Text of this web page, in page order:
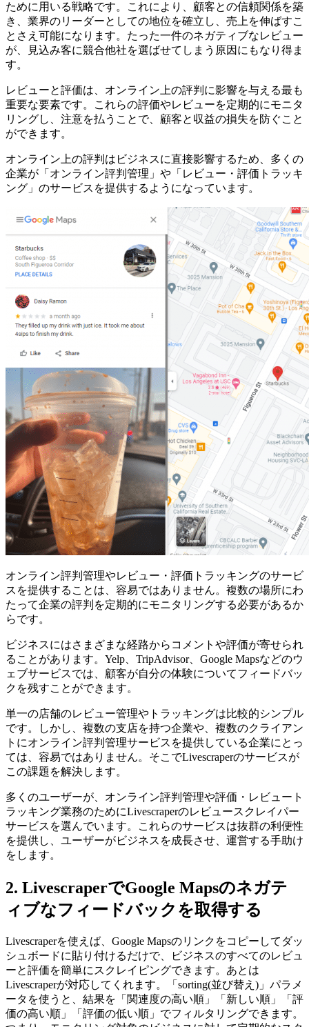
ために用いる戦略です。これにより、顧客との信頼関係を築
き、業界のリーダーとしての地位を確立し、売上を伸ばすこ
とさえ可能になります。たった一件のネガティブなレビュー
が、見込み客に競合他社を選ばせてしまう原因にもなり得ま
す。
レビューと評価は、オンライン上の評判に影響を与える最も
重要な要素です。これらの評価やレビューを定期的にモニタ
リングし、注意を払うことで、顧客と収益の損失を防ぐこと
ができます。
オンライン上の評判はビジネスに直接影響するため、多くの
企業が「オンライン評判管理」や「レビュー・評価トラッキ
ング」のサービスを提供するようになっています。
オンライン評判管理やレビュー・評価トラッキングのサービ
スを提供することは、容易ではありません。複数の場所にわ
たって企業の評判を定期的にモニタリングする必要があるか
らです。
ビジネスにはさまざまな経路からコメントや評価が寄せられ
ることがあります。Yelp、TripAdvisor、Google Mapsなどのウ
ェブサービスでは、顧客が自分の体験についてフィードバッ
クを残すことができます。
単一の店舗のレビュー管理やトラッキングは比較的シンプル
です。しかし、複数の支店を持つ企業や、複数のクライアン
トにオンライン評判管理サービスを提供している企業にとっ
ては、容易ではありません。そこでLivescraperのサービスが
この課題を解決します。
多くのユーザーが、オンライン評判管理や評価・レビュート
ラッキング業務のためにLivescraperのレビュースクレイパー
サービスを選んでいます。これらのサービスは抜群の利便性
を提供し、ユーザーがビジネスを成長させ、運営する手助け
をします。
2. LivescraperでGoogle Mapsのネガテ
ィブなフィードバックを取得する
Livescraperを使えば、Google Mapsのリンクをコピーしてダッ
シュボードに貼り付けるだけで、ビジネスのすべてのレビュ
ーと評価を簡単にスクレイピングできます。あとは
Livescraperが対応してくれます。「sorting(並び替え)」パラメ
ータを使うと、結果を「関連度の高い順」「新しい順」「評
価の高い順」「評価の低い順」でフィルタリングできます。